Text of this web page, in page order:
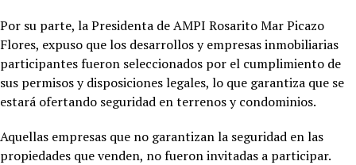
Por su parte, la Presidenta de AMPI Rosarito Mar Picazo
Flores, expuso que los desarrollos y empresas inmobiliarias
participantes fueron seleccionados por el cumplimiento de
sus permisos y disposiciones legales, lo que garantiza que se
estará ofertando seguridad en terrenos y condominios.
Aquellas empresas que no garantizan la seguridad en las
propiedades que venden, no fueron invitadas a participar.